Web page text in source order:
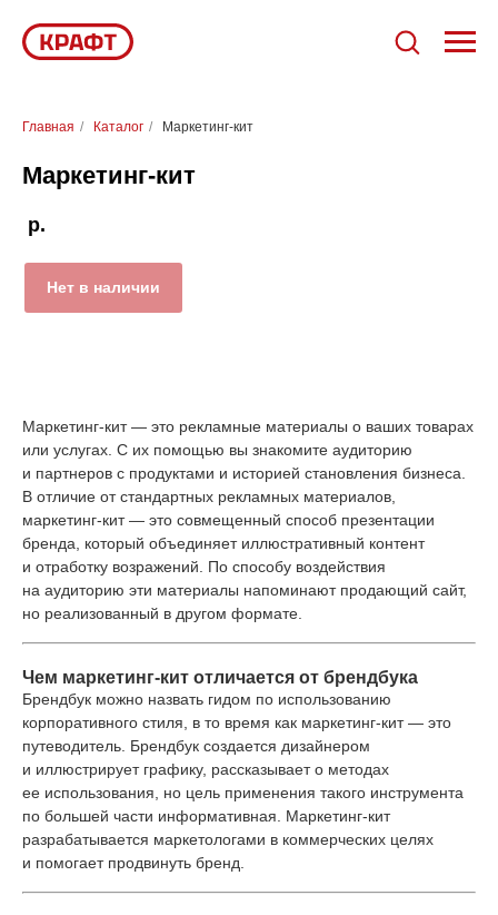
Главная / Каталог / Маркетинг-кит
Маркетинг-кит
р.
Нет в наличии
Маркетинг-кит — это рекламные материалы о ваших товарах
или услугах. С их помощью вы знакомите аудиторию
и партнеров с продуктами и историей становления бизнеса.
В отличие от стандартных рекламных материалов,
маркетинг-кит — это совмещенный способ презентации
бренда, который объединяет иллюстративный контент
и отработку возражений. По способу воздействия
на аудиторию эти материалы напоминают продающий сайт,
но реализованный в другом формате.
Чем маркетинг-кит отличается от брендбука
Брендбук можно назвать гидом по использованию
корпоративного стиля, в то время как маркетинг-кит — это
путеводитель. Брендбук создается дизайнером
и иллюстрирует графику, рассказывает о методах
ее использования, но цель применения такого инструмента
по большей части информативная. Маркетинг-кит
разрабатывается маркетологами в коммерческих целях
и помогает продвинуть бренд.